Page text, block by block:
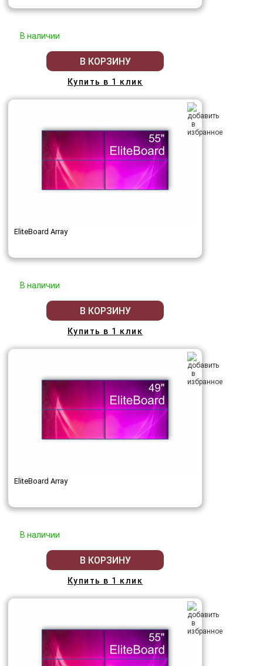
В наличии
В КОРЗИНУ
Купить в 1 клик
EliteBoard Array
В наличии
В КОРЗИНУ
Купить в 1 клик
EliteBoard Array
В наличии
В КОРЗИНУ
Купить в 1 клик